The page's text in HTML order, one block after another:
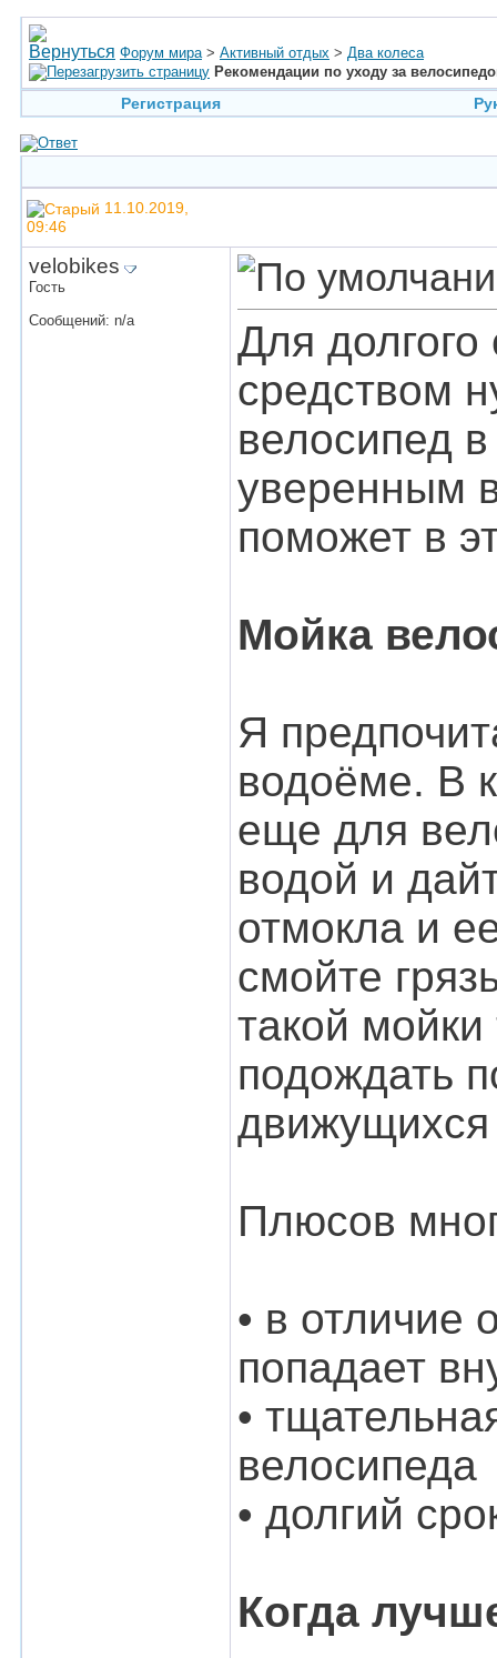
Форум мира > Активный отдых > Два колеса
Рекомендации по уходу за
Регистрация
11.10.2019,
09:46
velobikes
Гость
Сообщений: n/a
Для
средством
велосипед
уверенным
поможет в
Мойка
Я
водоёме. В
еще для
водой и
отмокла и
смойте
такой мойки
подождать
движущихся
Плюсов
• в отличие
попадает
•
велосипеда
• долгий
Когда